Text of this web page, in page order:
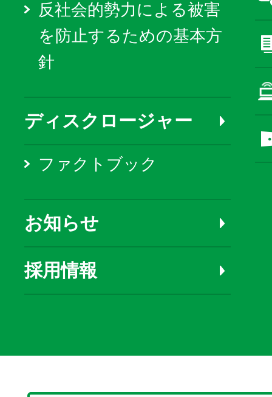
反社会的勢力による被害
を防止するための基本方
針
ディスクロージャー
ファクトブック
お知らせ
採用情報